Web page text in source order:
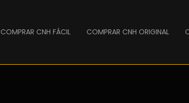
COMPRAR CNH FÁCIL COMPRAR CNH ORIGINAL